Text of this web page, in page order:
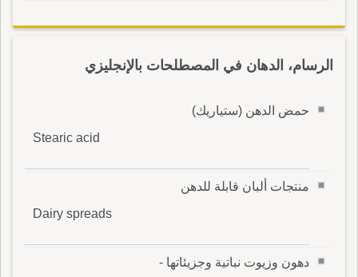
الرسام، الدهان في المصطلحات بالإنجليزي
حمض الدهن (ستياريك)
Stearic acid
منتجات ألبان قابلة للدهن
Dairy spreads
دهون وزيوت نباتية وجزيئاتها -